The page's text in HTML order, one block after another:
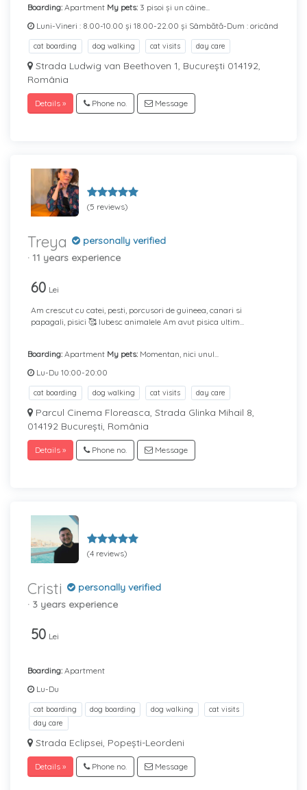
Boarding: Apartment My pets: 3 pisoi și un câine...
Luni-Vineri : 8.00-10.00 și 18.00-22.00 și Sâmbătă-Dum : oricând
cat boarding dog walking cat visits day care
Strada Ludwig van Beethoven 1, București 014192,
România
Details » Phone no. Message
(5 reviews)
Treya
personally verified
· 11 years experience
60 Lei
Am crescut cu catei, pesti, porcusori de guineea, canari si
papagali, pisici 🥰 Iubesc animalele Am avut pisica ultim...
Boarding: Apartment My pets: Momentan, nici unul...
Lu-Du 10:00-20:00
cat boarding dog walking cat visits day care
Parcul Cinema Floreasca, Strada Glinka Mihail 8,
014192 București, România
Details » Phone no. Message
(4 reviews)
Cristi
personally verified
· 3 years experience
50 Lei
Boarding: Apartment
Lu-Du
cat boarding dog boarding dog walking
cat visits
day care
Strada Eclipsei, Popești-Leordeni
Details » Phone no. Message